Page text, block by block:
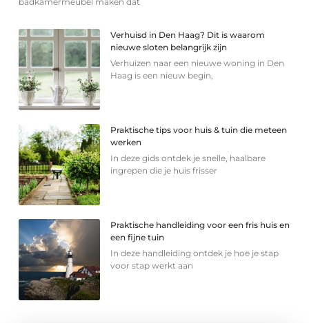
Verhuisd in Den Haag? Dit is waarom
nieuwe sloten belangrijk zijn
Verhuizen naar een nieuwe woning in Den
Haag is een nieuw begin,
Praktische tips voor huis & tuin die meteen
werken
In deze gids ontdek je snelle, haalbare
ingrepen die je huis frisser
Praktische handleiding voor een fris huis en
een fijne tuin
In deze handleiding ontdek je hoe je stap
voor stap werkt aan